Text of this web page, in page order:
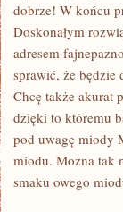
dobrze! W końcu
Doskonałym
adresem
sprawić, że będzie
Chcę także akurat
dzięki to któremu
pod uwagę miody
miodu. Można tak
smaku owego